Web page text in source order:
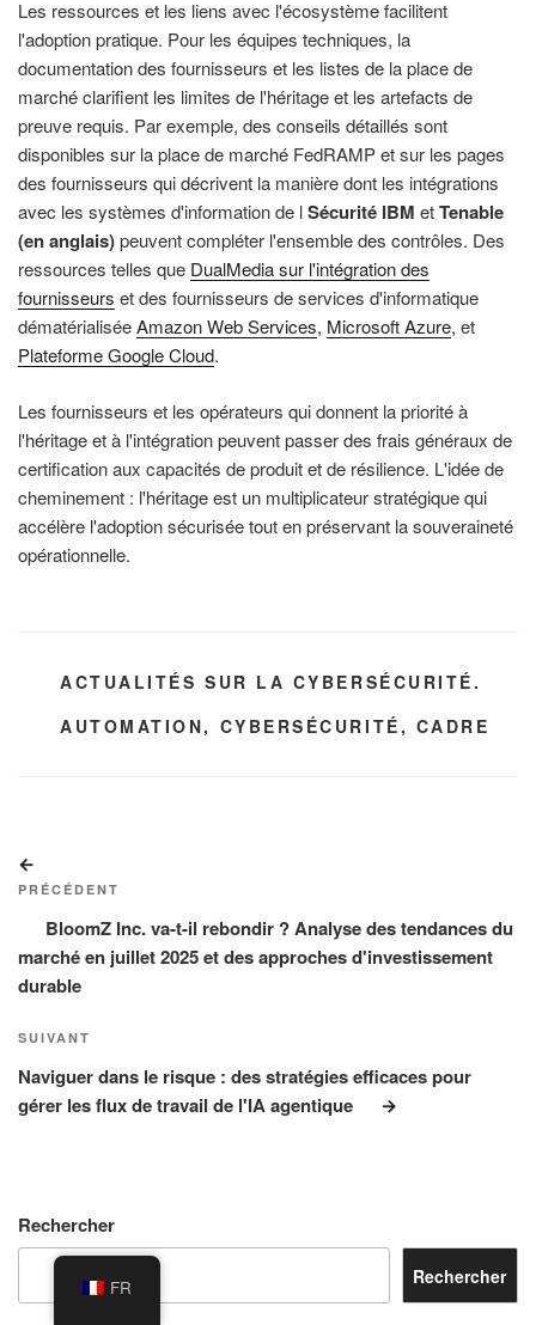
Les ressources et les liens avec l'écosystème facilitent
l'adoption pratique. Pour les équipes techniques, la
documentation des fournisseurs et les listes de la place de
marché clarifient les limites de l'héritage et les artefacts de
preuve requis. Par exemple, des conseils détaillés sont
disponibles sur la place de marché FedRAMP et sur les pages
des fournisseurs qui décrivent la manière dont les intégrations
avec les systèmes d'information de lSécurité IBM etTenable
(en anglais)peuvent compléter l'ensemble des contrôles. Des
ressources telles que DualMedia sur l'intégration des
fournisseurs et des fournisseurs de services d'informatique
dématérialiséeAmazon Web Services, Microsoft Azure, et
Plateforme Google Cloud.
Les fournisseurs et les opérateurs qui donnent la priorité à
l'héritage et à l'intégration peuvent passer des frais généraux de
certification aux capacités de produit et de résilience. L'idée de
cheminement : l'héritage est un multiplicateur stratégique qui
accélère l'adoption sécurisée tout en préservant la souveraineté
opérationnelle.
CATÉGORIES
ACTUALITÉS SUR LA CYBERSÉCURITÉ.
ÉTIQUETTES
AUTOMATION, CYBERSÉCURITÉ , CADRE
de
l’article
précédent
PRÉCÉDENT
BloomZ Inc. va-t-il rebondir ? Analyse des tendances du
marché en juillet 2025 et des approches d'investissement
durable
Article
suivant
SUIVANT
Naviguer dans le risque : des stratégies efficaces pour
gérer les flux de travail de l'IA agentique
Rechercher
Rechercher
FR